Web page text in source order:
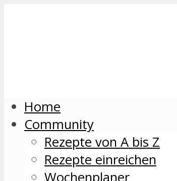
Home
Community
Rezepte von A bis Z
Rezepte einreichen
Wochenplaner